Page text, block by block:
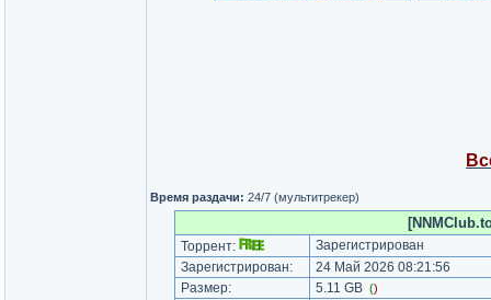
Время раздачи: 24/7 (мультитрекер)
Торрент:
Зарегистрирован
Зарегистрирован:
24 Май 2026 08:21:56
Размер:
5.11 GB ()